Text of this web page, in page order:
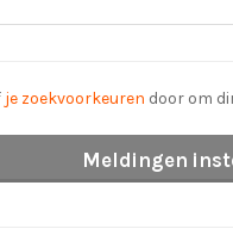
je zoekvoorkeuren door om
Meldingen